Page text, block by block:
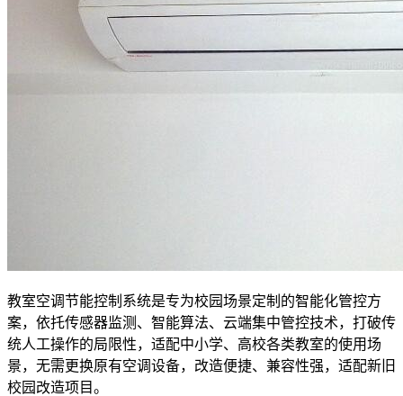
教室空调节能控制系统是专为校园场景定制的智能化管控方
案，依托传感器监测、智能算法、云端集中管控技术，打破传
统人工操作的局限性，适配中小学、高校各类教室的使用场
景，无需更换原有空调设备，改造便捷、兼容性强，适配新旧
校园改造项目。